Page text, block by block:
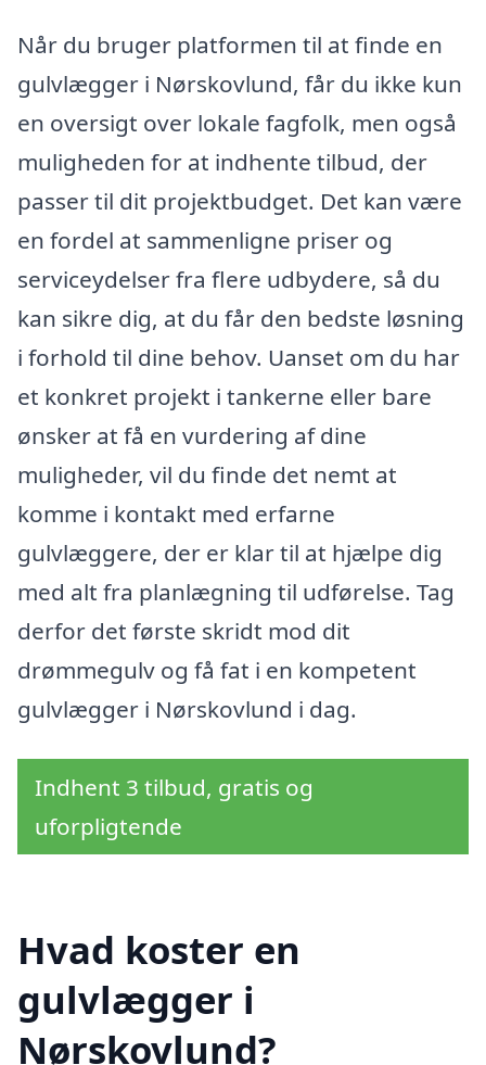
Når du bruger platformen til at finde en
gulvlægger i Nørskovlund, får du ikke kun
en oversigt over lokale fagfolk, men også
muligheden for at indhente tilbud, der
passer til dit projektbudget. Det kan være
en fordel at sammenligne priser og
serviceydelser fra flere udbydere, så du
kan sikre dig, at du får den bedste løsning
i forhold til dine behov. Uanset om du har
et konkret projekt i tankerne eller bare
ønsker at få en vurdering af dine
muligheder, vil du finde det nemt at
komme i kontakt med erfarne
gulvlæggere, der er klar til at hjælpe dig
med alt fra planlægning til udførelse. Tag
derfor det første skridt mod dit
drømmegulv og få fat i en kompetent
gulvlægger i Nørskovlund i dag.
Indhent 3 tilbud, gratis og
uforpligtende
Hvad koster en
gulvlægger i
Nørskovlund?